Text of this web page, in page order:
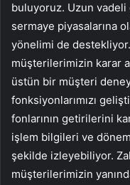
buluyoruz. Uzun
sermaye piyasalarına
yönelimi de
müşterilerimizin karar
üstün bir müşteri
fonksiyonlarımızı
fonlarının getirilerini
işlem bilgileri ve
şekilde izleyebiliyor.
müşterilerimizin